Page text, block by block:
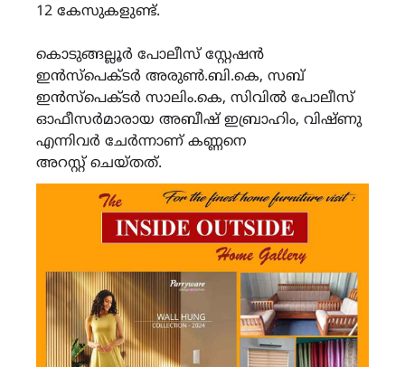
12 കേസുകളുണ്ട്.
കൊടുങ്ങല്ലൂർ പോലീസ് സ്റ്റേഷൻ
ഇൻസ്പെക്ടർ അരുൺ.ബി.കെ, സബ്
ഇൻസ്പെക്ടർ സാലിം.കെ, സിവിൽ പോലീസ്
ഓഫീസർമാരായ അബീഷ് ഇബ്രാഹിം, വിഷ്ണു
എന്നിവർ ചേർന്നാണ് കണ്ണനെ
അറസ്റ്റ് ചെയ്തത്.